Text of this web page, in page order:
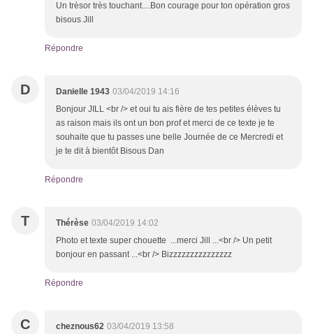
Un trèsor très touchant....Bon courage pour ton opération gros
bisous Jill
Répondre
D Danielle 1943 03/04/2019 14:16
Bonjour JILL <br /> et oui tu ais fière de tes petites élèves tu
as raison mais ils ont un bon prof et merci de ce texte je te
souhaite que tu passes une belle Journée de ce Mercredi et
je te dit à bientôt Bisous Dan
Répondre
T Thérèse 03/04/2019 14:02
Photo et texte super chouette ...merci Jill ...<br /> Un petit
bonjour en passant ...<br /> Bizzzzzzzzzzzzzzz
Répondre
C cheznous62 03/04/2019 13:58